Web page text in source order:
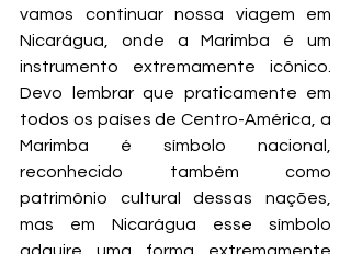
vamos continuar nossa viagem em
Nicarágua, onde a Marimba é um
instrumento extremamente icônico.
Devo lembrar que praticamente em
todos os países de Centro-América, a
Marimba é símbolo nacional,
reconhecido também como
patrimônio cultural dessas nações,
mas em Nicarágua esse símbolo